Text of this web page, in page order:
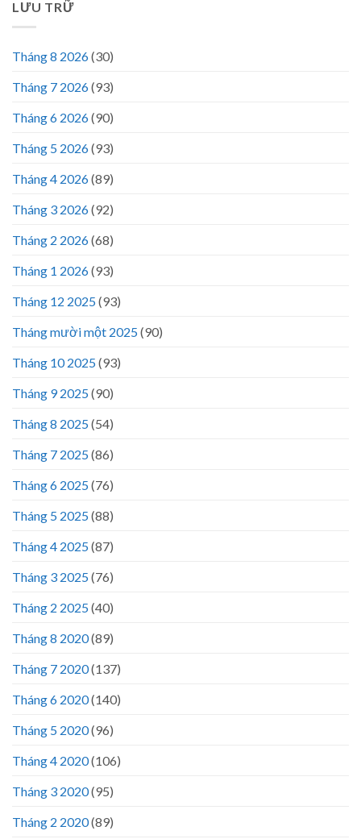
LƯU TRỮ
Tháng 8 2026(30)
Tháng 7 2026(93)
Tháng 6 2026(90)
Tháng 5 2026(93)
Tháng 4 2026(89)
Tháng 3 2026(92)
Tháng 2 2026(68)
Tháng 1 2026(93)
Tháng 12 2025(93)
Tháng mười một 2025(90)
Tháng 10 2025(93)
Tháng 9 2025(90)
Tháng 8 2025(54)
Tháng 7 2025(86)
Tháng 6 2025(76)
Tháng 5 2025(88)
Tháng 4 2025(87)
Tháng 3 2025(76)
Tháng 2 2025(40)
Tháng 8 2020(89)
Tháng 7 2020(137)
Tháng 6 2020(140)
Tháng 5 2020(96)
Tháng 4 2020(106)
Tháng 3 2020(95)
Tháng 2 2020(89)